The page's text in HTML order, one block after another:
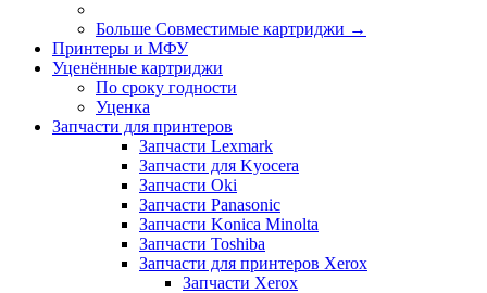
Больше Совместимые картриджи →
Принтеры и МФУ
Уценённые картриджи
По сроку годности
Уценка
Запчасти для принтеров
Запчасти Lexmark
Запчасти для Kyocera
Запчасти Oki
Запчасти Panasonic
Запчасти Koniсa Minolta
Запчасти Toshiba
Запчасти для принтеров Xerox
Запчасти Xerox